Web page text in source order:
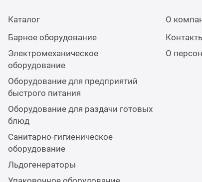
Каталог
Барное оборудование
Электромеханическое
оборудование
Оборудование для предприятий
быстрого питания
Оборудование для раздачи готовых
блюд
Санитарно-гигиеническое
оборудование
Льдогенераторы
О
О